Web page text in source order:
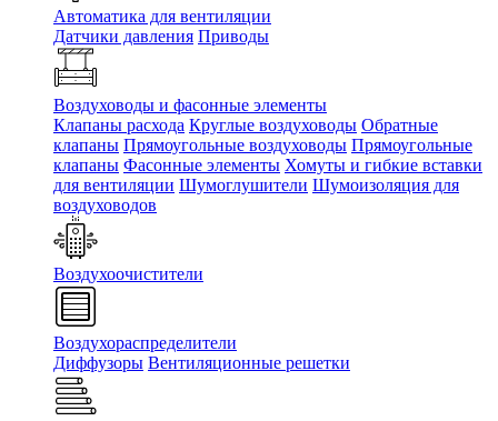
Автоматика для вентиляции
Датчики давления Приводы
Воздуховоды и фасонные элементы
Клапаны расхода Круглые воздуховоды Обратные
клапаны Прямоугольные воздуховоды Прямоугольные
клапаны Фасонные элементы Хомуты и гибкие вставки
для вентиляции Шумоглушители Шумоизоляция для
воздуховодов
Воздухоочистители
Воздухораспределители
Диффузоры Вентиляционные решетки